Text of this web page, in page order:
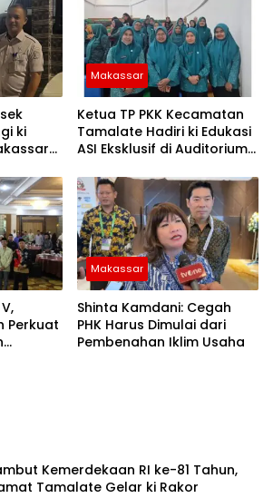
ki
Makassar
Ketua TP PKK Kecamatan
Tamalate Hadiri ki Edukasi
ASI Eksklusif di Auditorium
Perkuat
Makassar
Shinta Kamdani: Cegah
PHK Harus Dimulai dari
Pembenahan Iklim Usaha
Kemerdekaan RI ke-81 Tahun,
Tamalate Gelar ki Rakor